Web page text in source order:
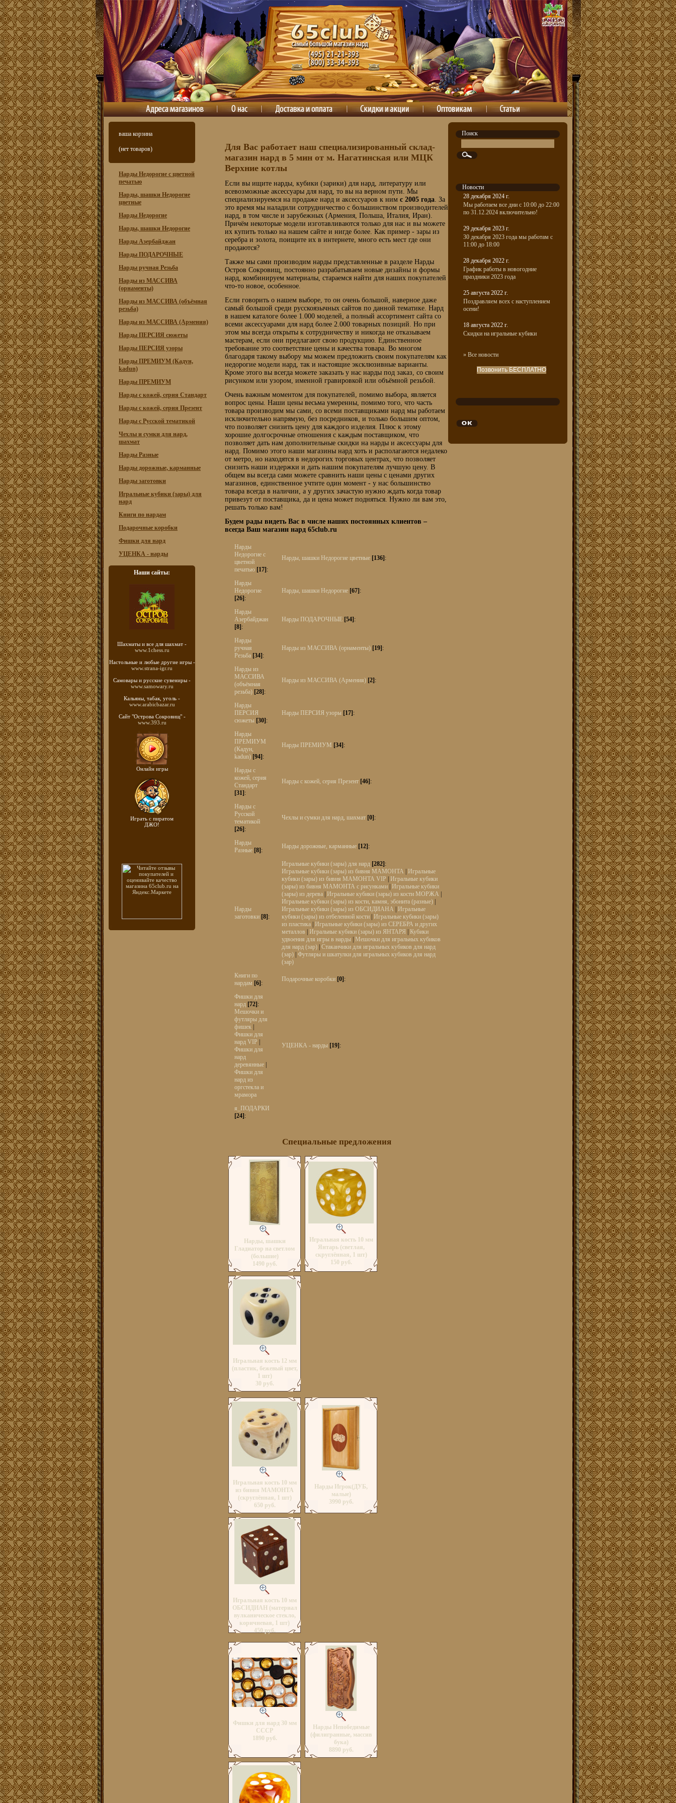
ваша корзина
(нет товаров)
Нарды Недорогие с цветной
печатью
Нарды, шашки Недорогие
цветные
Нарды Недорогие
Нарды, шашки Недорогие
Нарды Азербайджан
Нарды ПОДАРОЧНЫЕ
Нарды ручная Резьба
Нарды из МАССИВА
(орнаменты)
Нарды из МАССИВА (объёмная
резьба)
Нарды из МАССИВА (Армения)
Нарды ПЕРСИЯ сюжеты
Нарды ПЕРСИЯ узоры
Нарды ПРЕМИУМ (Кадун,
kadun)
Нарды ПРЕМИУМ
Нарды с кожей, серия Стандарт
Нарды с кожей, серия Презент
Нарды с Русской тематикой
Чехлы и сумки для нард,
шахмат
Нарды Разные
Нарды дорожные, карманные
Нарды заготовки
Игральные кубики (зары) для
нард
Книги по нардам
Подарочные коробки
Фишки для нард
УЦЕНКА - нарды
Наши сайты:
Шахматы и все для шахмат -
www.1chess.ru
Настольные и любые другие игры -
www.strana-igr.ru
Самовары и русские сувениры -
www.samowary.ru
Кальяны, табак, уголь -
www.arabicbazar.ru
Сайт "Острова Сокровищ" -
www.393.ru
Онлайн игры
Играть с пиратом
ДЖО!
Для Вас работает наш специализированный склад-
магазин нард в 5 мин от м. Нагатинская или МЦК
Верхние котлы
Если вы ищите нарды, кубики (зарики) для нард, литературу или
всевозможные аксессуары для нард, то вы на верном пути. Мы
специализируемся на продаже нард и аксессуаров к ним с 2005 года. За
это время мы наладили сотрудничество с большинством производителей
нард, в том числе и зарубежных (Армения, Польша, Италия, Иран).
Причём некоторые модели изготавливаются только для нас и вы можете
их купить только на нашем сайте и нигде более. Как пример - зары из
серебра и золота, поищите их в интернете, много есть мест где они
продаются?
Также мы сами производим нарды представленные в разделе Нарды
Остров Сокровищ, постоянно разрабатываем новые дизайны и формы
нард, комбинируем материалы, стараемся найти для наших покупателей
что-то новое, особенное.
Если говорить о нашем выборе, то он очень большой, наверное даже
самый большой среди русскоязычных сайтов по данной тематике. Нард
в нашем каталоге более 1.000 моделей, а полный ассортимент сайта со
всеми аксессуарами для нард более 2.000 товарных позиций. Но при
этом мы всегда открыты к сотрудничеству и никогда не отказываем
мастерам, если они предлагают свою продукцию. Единственное
требование это соответствие цены и качества товара. Во многом
благодаря такому выбору мы можем предложить своим покупателям как
недорогие модели нард, так и настоящие эксклюзивные варианты.
Кроме этого вы всегда можете заказать у нас нарды под заказ, со своим
рисунком или узором, именной гравировкой или объёмной резьбой.
Очень важным моментом для покупателей, помимо выбора, является
вопрос цены. Наши цены весьма умеренны, помимо того, что часть
товара производим мы сами, со всеми поставщиками нард мы работаем
исключительно напрямую, без посредников, и только большим оптом,
что позволяет снизить цену для каждого изделия. Плюс к этому
хорошие долгосрочные отношения с каждым поставщиком, что
позволяет дать нам дополнительные скидки на нарды и аксессуары для
нард. Помимо этого наши магазины нард хоть и располагаются недалеко
от метро, но находятся в недорогих торговых центрах, что позволяет
снизить наши издержки и дать нашим покупателям лучшую цену. В
общем вы всегда сами можете сравнить наши цены с ценами других
магазинов, единственное учтите один момент - у нас большинство
товара всегда в наличии, а у других зачастую нужно ждать когда товар
привезут от поставщика, да и цена может подняться. Нужно ли вам это,
решать только вам!
Будем рады видеть Вас в числе наших постоянных клиентов –
всегда Ваш магазин нард 65club.ru
Нарды
Недорогие с
цветной
печатью [17] :
Нарды, шашки Недорогие цветные [136] :
Нарды
Недорогие
[26] :
Нарды, шашки Недорогие [67] :
Нарды
Азербайджан
[8] :
Нарды ПОДАРОЧНЫЕ [54] :
Нарды
ручная
Резьба [34] :
Нарды из МАССИВА (орнаменты) [19] :
Нарды из
МАССИВА
(объёмная
резьба) [28] :
Нарды из МАССИВА (Армения) [2] :
Нарды
ПЕРСИЯ
сюжеты [30] :
Нарды ПЕРСИЯ узоры [17] :
Нарды
ПРЕМИУМ
(Кадун,
kadun) [94] :
Нарды ПРЕМИУМ [34] :
Нарды с
кожей, серия
Стандарт
[31] :
Нарды с кожей, серия Презент [46] :
Нарды с
Русской
тематикой
[26] :
Чехлы и сумки для нард, шахмат [0] :
Нарды
Разные [8] :
Нарды дорожные, карманные [12] :
Нарды
заготовки [8] :
Игральные кубики (зары) для нард [282] :
Игральные кубики (зары) из бивня МАМОНТА
Игральные
кубики (зары) из бивня МАМОНТА VIP
Игральные кубики
(зары) из бивня МАМОНТА с рисунками Игральные кубики
(зары) из дерева Игральные кубики (зары) из кости МОРЖА
Игральные кубики (зары) из кости, камня, эбонита (разные)
Игральные кубики (зары) из ОБСИДИАНА
Игральные
кубики (зары) из отбеленной кости Игральные кубики (зары)
из пластика Игральные кубики (зары) из СЕРЕБРА и других
металлов
Игральные кубики (зары) из ЯНТАРЯ Кубики
удвоения для игры в нарды Мешочки для игральных кубиков
для нард (зар) Стаканчики для игральных кубиков для нард
(зар) Футляры и шкатулки для игральных кубиков для нард
(зар)
Книги по
нардам [6] :
Подарочные коробки [0] :
Фишки для
нард [72] :
Мешочки и
футляры для
фишек
Фишки для
нард VIP
Фишки для
нард
деревянные
Фишки для
нард из
оргстекла и
мрамора
УЦЕНКА - нарды [19] :
я_ПОДАРКИ
[24] :
Специальные предложения
Нарды, шашки
Гладиатор на светлом
(большие)
1490 руб.
Игральная кость 10 мм
Янтарь (светлая,
скруглённая, 1 шт)
150 руб.
Игральная кость 12 мм
(пластик, бежевый цвет,
1 шт)
30 руб.
Игральная кость 10 мм
из бивня МАМОНТА
(скруглённая, 1 шт)
650 руб.
Нарды Игрок(ДУБ,
малые)
3990 руб.
Игральная кость 10 мм
ОБСИДИАН (материал
вулканическое стекло,
коричневая, 1 шт)
450 руб.
Фишки для нард 30 мм
СССР
1890 руб.
Нарды Непобедимые
(филигранные, массив
бука)
8890 руб.
Поиск
Новости
28 декабря 2024 г.
Мы работаем все дни с 10:00 до 22:00
по 31.12.2024 включительно!
29 декабря 2023 г.
30 декабря 2023 года мы работам с
11:00 до 18:00
28 декабря 2022 г.
График работы в новогодние
праздники 2023 года
25 августа 2022 г.
Поздравляем всех с наступлением
осени!
18 августа 2022 г.
Скидки на игральные кубики
» Все новости
Позвонить БЕСПЛАТНО